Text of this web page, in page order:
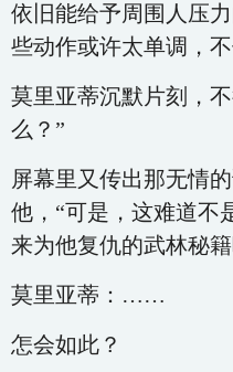
依旧能给予周围人压
些动作或许太单调，
莫里亚蒂沉默片刻，
么？”
屏幕里又传出那无情
他，“可是，这难道不
来为他复仇的武林秘
莫里亚蒂：……
怎会如此？